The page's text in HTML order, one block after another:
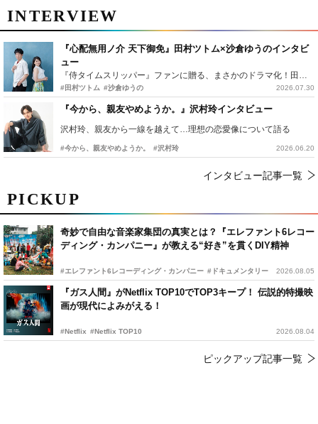
PICKUP
奇妙で自由な音楽家集団の真実とは？『エレファント6レコー
ディング・カンパニー』が教える“好き”を貫くDIY精神
#エレファント6レコーディング・カンパニー #ドキュメンタリー 2026.08.05
『ガス人間』がNetflix TOP10でTOP3キープ！ 伝説的特撮映
画が現代によみがえる！
#Netflix #Netflix TOP10 2026.08.04
ピックアップ記事一覧
INTERVIEW
『心配無用ノ介 天下御免』田村ツトム×沙倉ゆうのインタビ
ュー
『侍タイムスリッパー』ファンに贈る、まさかのドラマ化！田村ツトム×沙倉ゆうのが語る『心配無用ノ介』撮影秘話
#田村ツトム #沙倉ゆうの 2026.07.30
『今から、親友やめようか。』沢村玲インタビュー
沢村玲、親友から一線を越えて…理想の恋愛像について語る
#今から、親友やめようか。 #沢村玲 2026.06.20
インタビュー記事一覧